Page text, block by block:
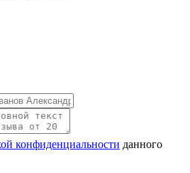
конфиденциальности данного